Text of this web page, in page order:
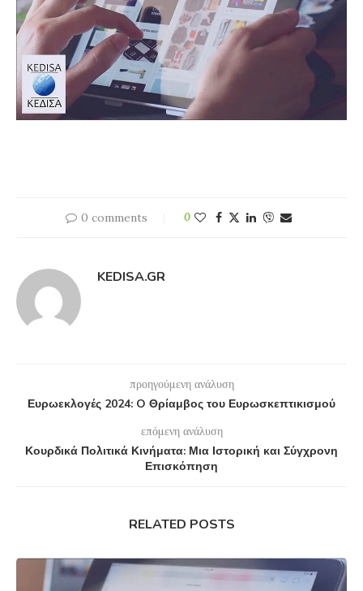
0 comments 0
KEDISA.GR
προηγούμενη ανάλυση
Ευρωεκλογές 2024: O Θρίαμβος του Ευρωσκεπτικισμού
επόμενη ανάλυση
Κουρδικά Πολιτικά Κινήματα: Μια Ιστορική και Σύγχρονη
Επισκόπηση
RELATED POSTS